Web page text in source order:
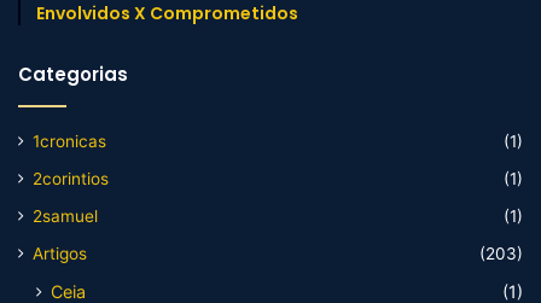
Envolvidos X Comprometidos
Categorias
1cronicas
(1)
2corintios
(1)
2samuel
(1)
Artigos
(203)
Ceia
(1)